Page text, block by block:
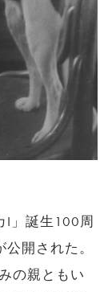
I」誕生100周
開された。
の親ともい